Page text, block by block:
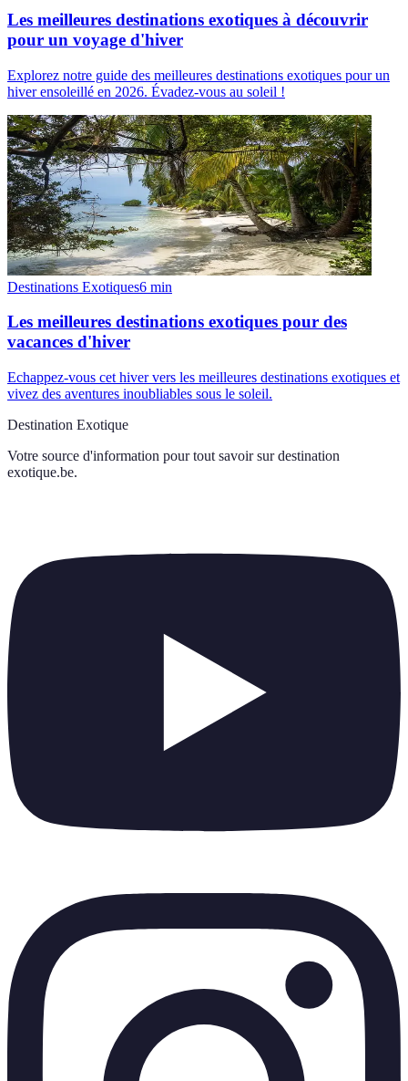
Les meilleures destinations exotiques à découvrir
pour un voyage d'hiver
Explorez notre guide des meilleures destinations exotiques pour un
hiver ensoleillé en 2026. Évadez-vous au soleil !
Destinations Exotiques6 min
Les meilleures destinations exotiques pour des
vacances d'hiver
Echappez-vous cet hiver vers les meilleures destinations exotiques et
vivez des aventures inoubliables sous le soleil.
Destination Exotique
Votre source d'information pour tout savoir sur destination
exotique.be.